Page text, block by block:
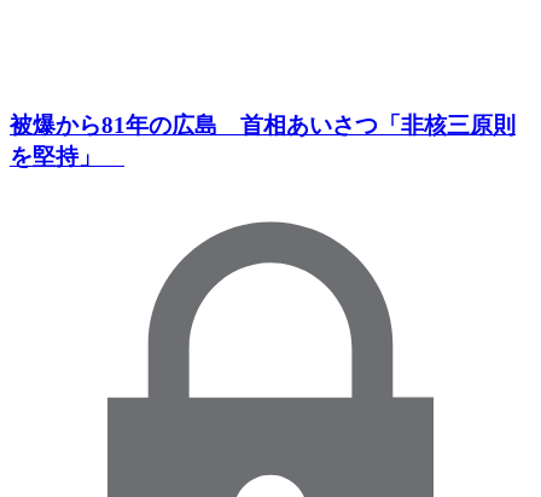
被爆から81年の広島 首相あいさつ「非核三原則
を堅持」